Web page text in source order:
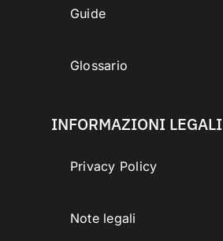
Guide
Glossario
INFORMAZIONI LEGALI
Privacy Policy
Note legali